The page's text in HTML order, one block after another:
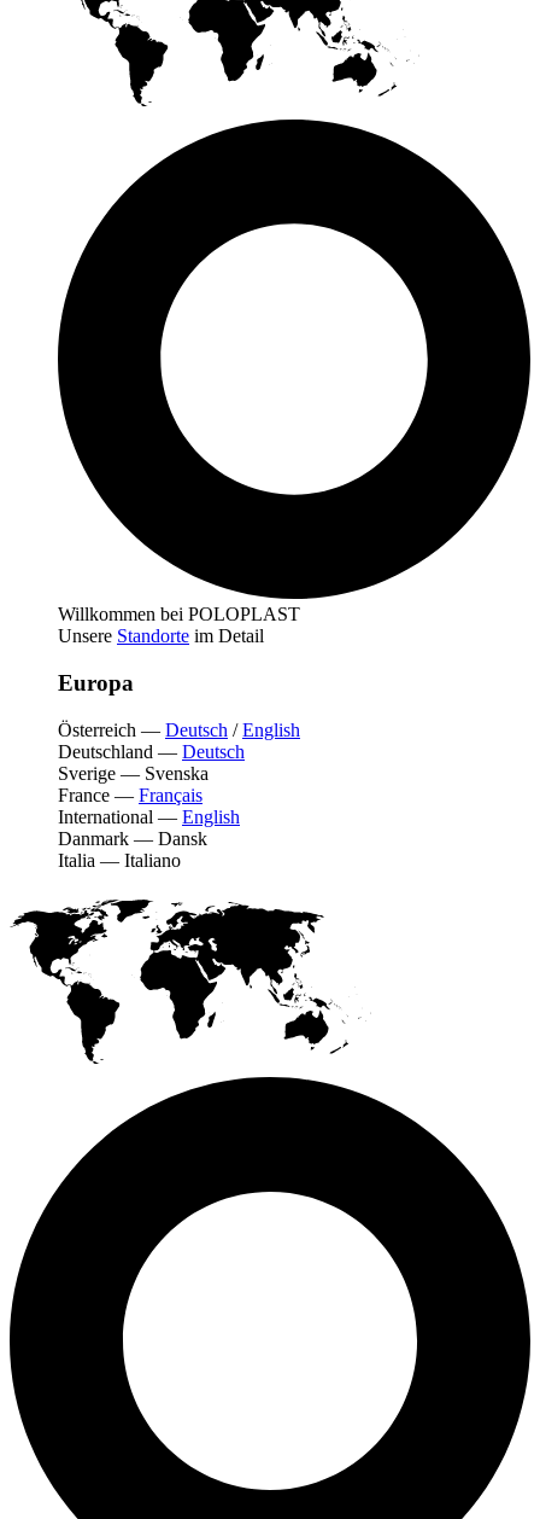
Willkommen bei POLOPLAST
Unsere Standorte im Detail
Europa
Österreich — Deutsch /English
Deutschland — Deutsch
Sverige — Svenska
France — Français
International — English
Danmark — Dansk
Italia — Italiano